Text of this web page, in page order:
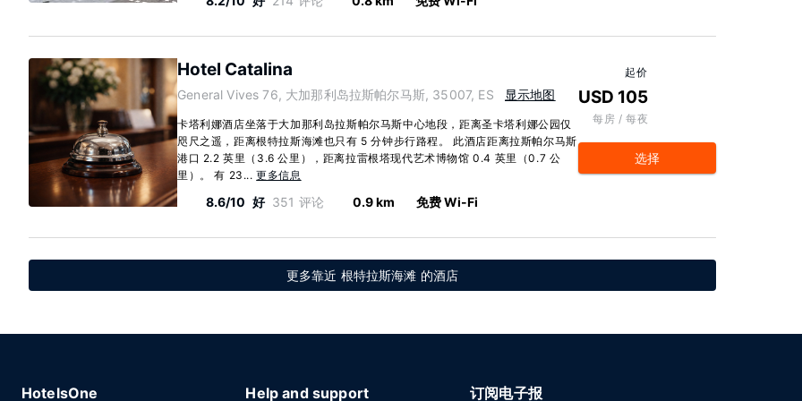
Hotel Catalina
General Vives 76, 大加那利岛拉斯帕尔马斯, 35007, ES 显示地图
卡塔利娜酒店坐落于大加那利岛拉斯帕尔马斯中心地段，距离圣卡塔利娜公园仅
咫尺之遥，距离根特拉斯海滩也只有 5 分钟步行路程。 此酒店距离拉斯帕尔马斯
港口 2.2 英里（3.6 公里），距离拉雷根塔现代艺术博物馆 0.4 英里（0.7 公
里）。 有 23...更多信息
8.6/10 好 351 评论 0.9 km 免费 Wi-Fi
起价
USD 105
每房 / 每夜
选择
更多靠近 根特拉斯海滩 的酒店
HotelsOne Help and support 订阅电子报